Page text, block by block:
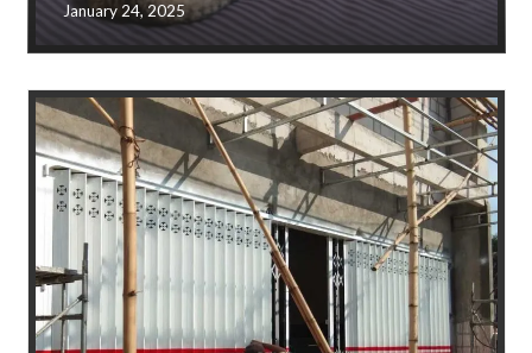
January 24, 2025